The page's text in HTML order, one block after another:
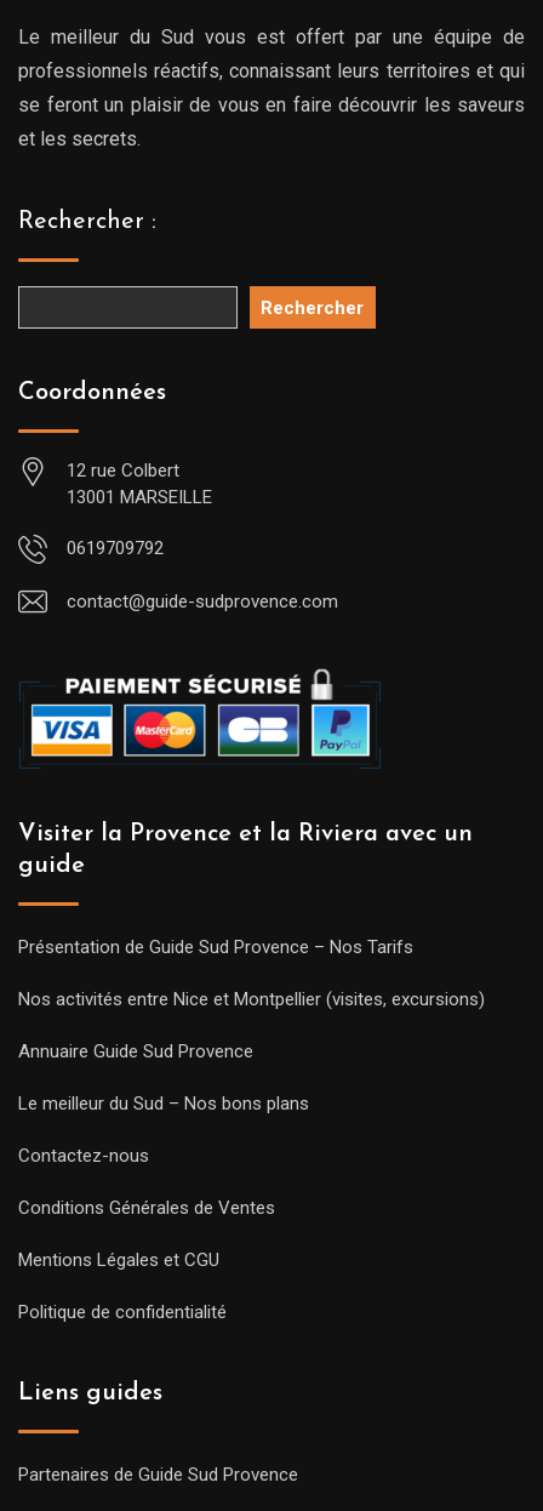
Le meilleur du Sud vous est offert par une équipe de
professionnels réactifs, connaissant leurs territoires et qui
se feront un plaisir de vous en faire découvrir les saveurs
et les secrets.
Rechercher :
Rechercher
Coordonnées
12 rue Colbert
13001 MARSEILLE
0619709792
contact@guide-sudprovence.com
Visiter la Provence et la Riviera avec un
guide
Présentation de Guide Sud Provence – Nos Tarifs
Nos activités entre Nice et Montpellier (visites, excursions)
Annuaire Guide Sud Provence
Le meilleur du Sud – Nos bons plans
Contactez-nous
Conditions Générales de Ventes
Mentions Légales et CGU
Politique de confidentialité
Liens guides
Partenaires de Guide Sud Provence